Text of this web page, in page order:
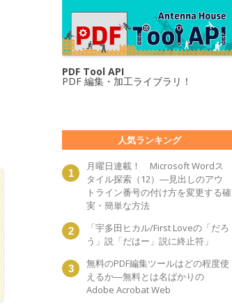
PDF Tool API
PDF 編集・加工ライブラリ！
人気ランキング
月曜日連載！ Microsoft Wordス
タイル探索（12）―見出しのアウ
トライン番号の付け方を変更する確
実・簡単な方法
「宇多田ヒカル/First Loveの「だろ
う」説「だはー」説に終止符」
無料のPDF編集ツールはどの程度使
えるか―無料とは名ばかりの
Adobe Acrobat Web